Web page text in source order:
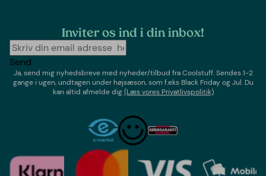
Inviter os ind i din inbox!
Send
Ja, send mig nyhedsbreve med nyheder/tilbud fraCoolstuff. Sendes 1-2
gange i ugen,undtagen under højsæson, som f.eks Black Friday og Jul. Du
kan altid afmelde dig(Læs vores Privatlivspolitik)